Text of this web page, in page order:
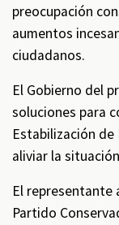
preocupación
aumentos
ciudadanos.
El Gobierno del
soluciones para
Estabilización de
aliviar la
El representante
Partido